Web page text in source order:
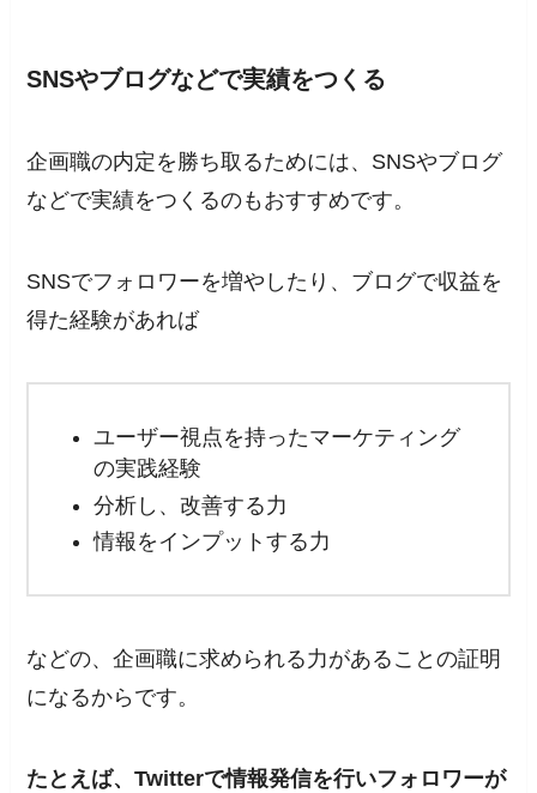
SNSやブログなどで実績をつくる
企画職の内定を勝ち取るためには、SNSやブログ
などで実績をつくるのもおすすめです。
SNSでフォロワーを増やしたり、ブログで収益を
得た経験があれば
ユーザー視点を持ったマーケティング
の実践経験
分析し、改善する力
情報をインプットする力
などの、企画職に求められる力があることの証明
になるからです。
たとえば、Twitterで情報発信を行いフォロワーが